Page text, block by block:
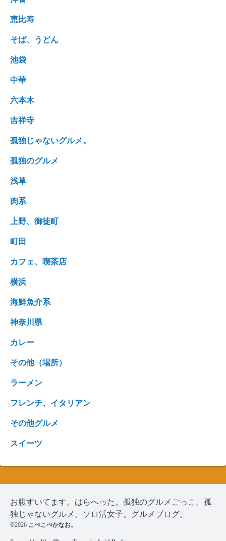
恵比寿
そば、うどん
池袋
中華
六本木
吉祥寺
孤独じゃないグルメ。
孤独のグルメ
浅草
肉系
上野、御徒町
町田
カフェ、喫茶店
横浜
海鮮魚介系
神奈川県
カレー
その他（場所）
ラーメン
フレンチ、イタリアン
その他グルメ
スイーツ
お腹すいてます。はらへった。孤独のグルメごっこ。孤
独じゃないグルメ。ソロ活女子。グルメブログ。
©2026 こぺこぺかなお。